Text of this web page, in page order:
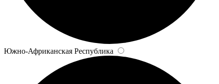
Южно-Африканская Республика